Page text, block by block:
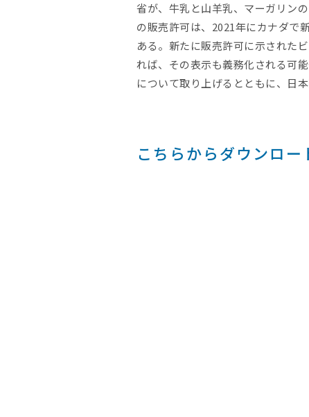
省が、牛乳と山羊乳、マーガリン
の販売許可は、2021年にカナダで
ある。新たに販売許可に示された
れば、その表示も義務化される可
について取り上げるとともに、日
こちらからダウンロ